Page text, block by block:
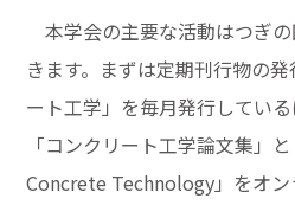
本学会の主要な活動はつぎ
きます。まずは定期刊行物の
ート工学」を毎月発行してい
「コンクリート工学論文集」
Concrete Technology」をオン